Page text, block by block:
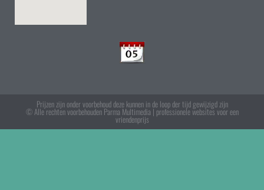
Prijzen zijn onder voorbehoud deze kunnen in de loop der tijd gewijzigd zijn
© Alle rechten voorbehouden Parma Multimedia | professionele websites voor een
vriendenprijs